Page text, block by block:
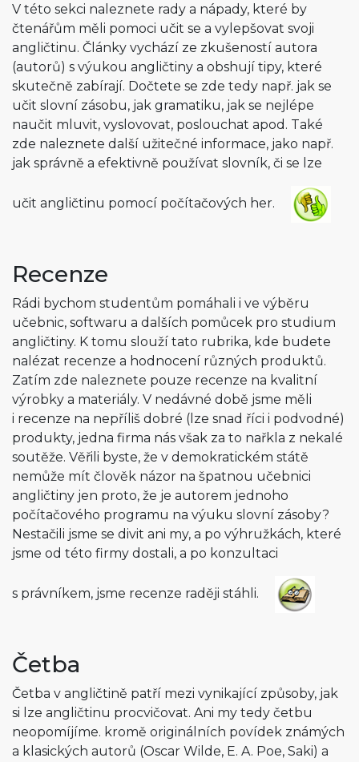
V této sekci naleznete rady a nápady, které by
čtenářům měli pomoci učit se a vylepšovat svoji
angličtinu. Články vychází ze zkušeností autora
(autorů) s výukou angličtiny a obshují tipy, které
skutečně zabírají. Dočtete se zde tedy např. jak se
učit slovní zásobu, jak gramatiku, jak se nejlépe
naučit mluvit, vyslovovat, poslouchat apod. Také
zde naleznete další užitečné informace, jako např.
jak správně a efektivně používat slovník, či se lze
učit angličtinu pomocí počítačových her.
Recenze
Rádi bychom studentům pomáhali i ve výběru
učebnic, softwaru a dalších pomůcek pro studium
angličtiny. K tomu slouží tato rubrika, kde budete
nalézat recenze a hodnocení různých produktů.
Zatím zde naleznete pouze recenze na kvalitní
výrobky a materiály. V nedávné době jsme měli
i recenze na nepříliš dobré (lze snad říci i podvodné)
produkty, jedna firma nás však za to nařkla z nekalé
soutěže. Věřili byste, že v demokratickém státě
nemůže mít člověk názor na špatnou učebnici
angličtiny jen proto, že je autorem jednoho
počítačového programu na výuku slovní zásoby?
Nestačili jsme se divit ani my, a po výhružkách, které
jsme od této firmy dostali, a po konzultaci
s právníkem, jsme recenze raději stáhli.
Četba
Četba v angličtině patří mezi vynikající způsoby, jak
si lze angličtinu procvičovat. Ani my tedy četbu
neopomíjíme. kromě originálních povídek známých
a klasických autorů (Oscar Wilde, E. A. Poe, Saki) a